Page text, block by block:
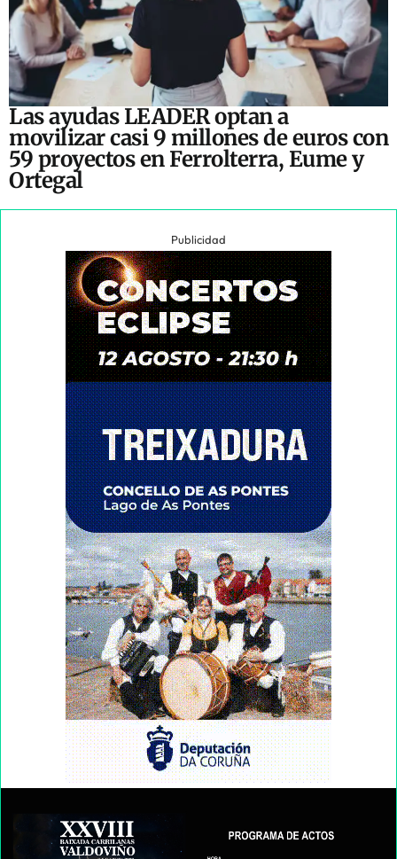
Las ayudas LEADER optan a
movilizar casi 9 millones de euros con
59 proyectos en Ferrolterra, Eume y
Ortegal
Publicidad